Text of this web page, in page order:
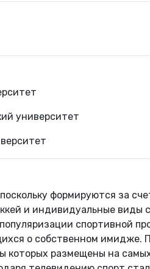
университет
формируются за
и индивидуальные виды
спортивной
о собственном имидже.
которых размещены на